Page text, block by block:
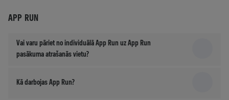
APP RUN
Vai varu pāriet no individuālā App Run uz App Run
pasākuma atrašanās vietu?
Kā darbojas App Run?